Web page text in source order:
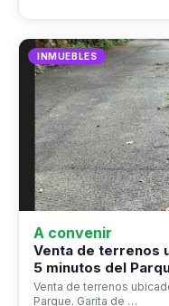
INMUEBLES
A convenir
Venta de terrenos
5 minutos del
Venta de terrenos
Parque. Garita de …